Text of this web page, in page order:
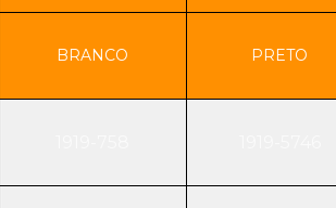
BRANCO PRETO